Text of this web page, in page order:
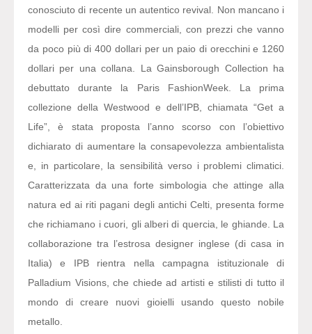
conosciuto di recente un autentico revival. Non mancano i
modelli per così dire commerciali, con prezzi che vanno
da poco più di 400 dollari per un paio di orecchini e 1260
dollari per una collana. La Gainsborough Collection ha
debuttato durante la Paris FashionWeek. La prima
collezione della Westwood e dell’IPB, chiamata “Get a
Life”, è stata proposta l’anno scorso con l’obiettivo
dichiarato di aumentare la consapevolezza ambientalista
e, in particolare, la sensibilità verso i problemi climatici.
Caratterizzata da una forte simbologia che attinge alla
natura ed ai riti pagani degli antichi Celti, presenta forme
che richiamano i cuori, gli alberi di quercia, le ghiande. La
collaborazione tra l’estrosa designer inglese (di casa in
Italia) e IPB rientra nella campagna istituzionale di
Palladium Visions, che chiede ad artisti e stilisti di tutto il
mondo di creare nuovi gioielli usando questo nobile
metallo.